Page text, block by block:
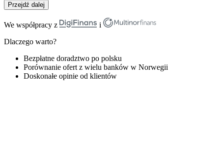
Przejdź dalej
We współpracy z
i
Dlaczego warto?
Bezpłatne doradztwo po polsku
Porównanie ofert z wielu banków w Norwegii
Doskonałe opinie od klientów